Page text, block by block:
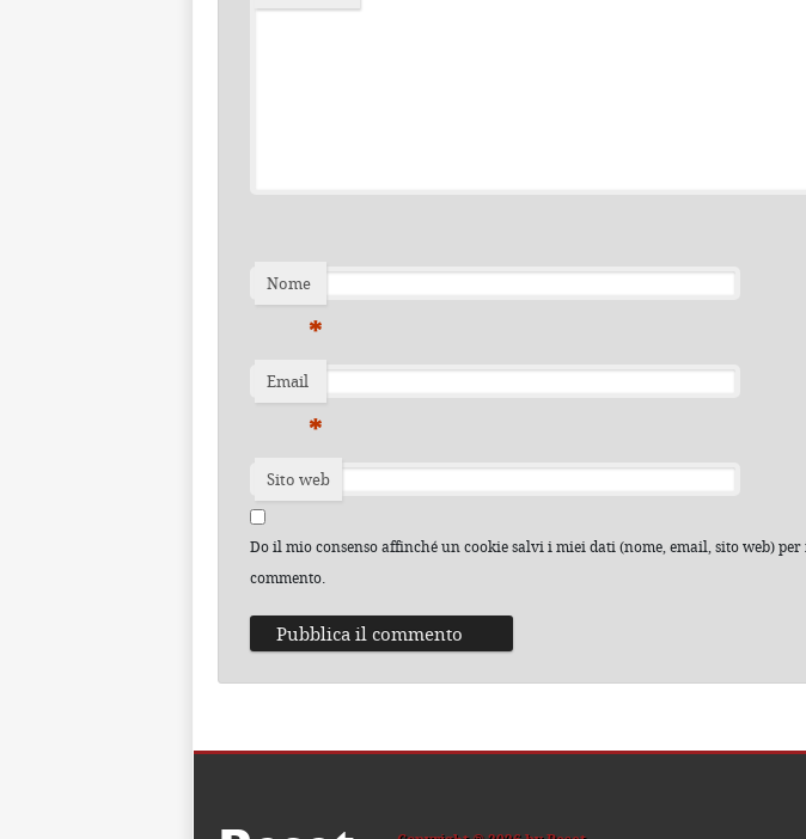
Nome
*
Email
*
Sito web
Do il mio consenso affinché un cookie salvi i miei dati (nome, email, sito web)
commento.